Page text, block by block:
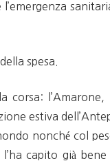
spesa.
estiva
nonché col
capito già bene